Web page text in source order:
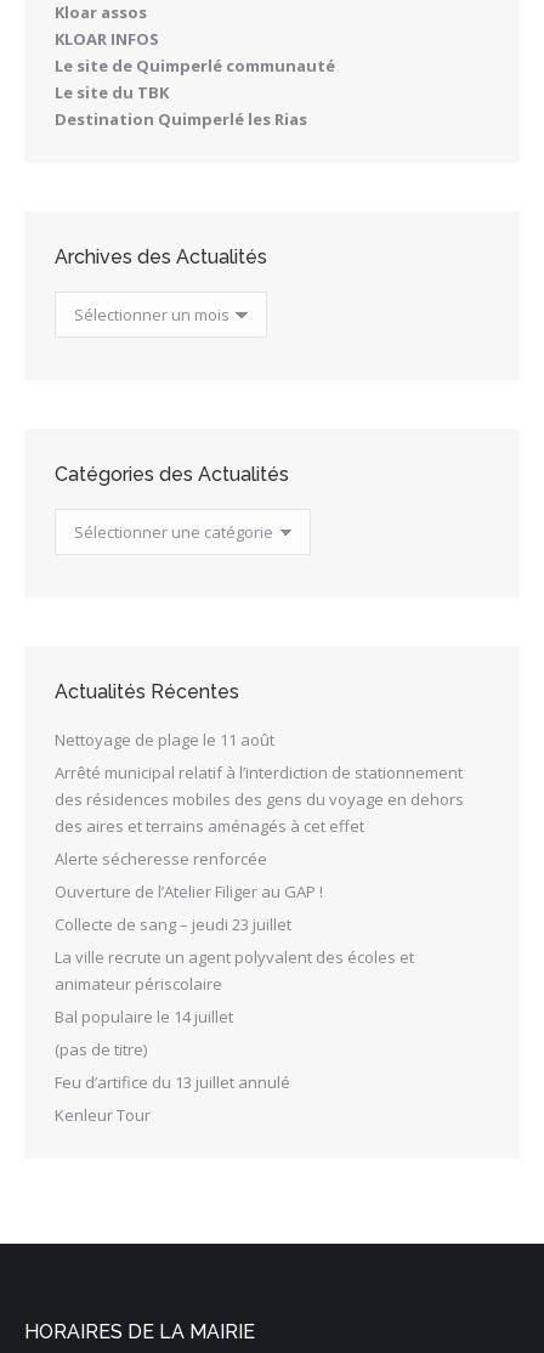
Kloar assos
KLOAR INFOS
Le site de Quimperlé communauté
Le site du TBK
Destination Quimperlé les Rias
Archives des Actualités
Archives
des
Catégories des Actualités
Catégories
des
Actualités Récentes
Nettoyage de plage le 11 août
Arrêté municipal relatif à l’interdiction de stationnement
des résidences mobiles des gens du voyage en dehors
des aires et terrains aménagés à cet effet
Alerte sécheresse renforcée
Ouverture de l’Atelier Filiger au GAP !
Collecte de sang – jeudi 23 juillet
La ville recrute un agent polyvalent des écoles et
animateur périscolaire
Bal populaire le 14 juillet
(pas de titre)
Feu d’artifice du 13 juillet annulé
Kenleur Tour
HORAIRES DE LA MAIRIE